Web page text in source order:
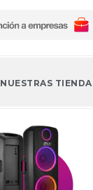
NUESTRAS